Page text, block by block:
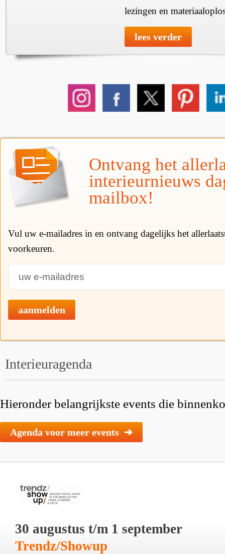
lezingen en
lees verder
Ontvang het
interieurnieuws
mailbox!
Vul uw e-mailadres in en ontvang dagelijks het
voorkeuren.
aanmelden
Interieuragenda
Hieronder belangrijkste events die
Agenda voor meer events ➔
30 augustus t/m 1 september
Trendz/Showup